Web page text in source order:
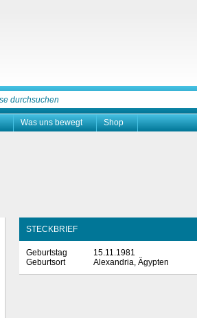
Was uns bewegt Shop
STECKBRIEF
Geburtstag
15.11.1981
Geburtsort
Alexandria, Ägypten